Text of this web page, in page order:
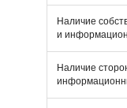
Наличие
и
Наличие